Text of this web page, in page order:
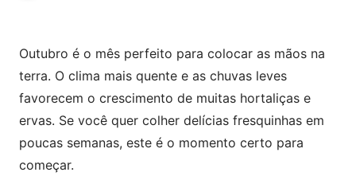
Outubro é o mês perfeito para colocar as mãos na
terra. O clima mais quente e as chuvas leves
favorecem o crescimento de muitas hortaliças e
ervas. Se você quer colher delícias fresquinhas em
poucas semanas, este é o momento certo para
começar.